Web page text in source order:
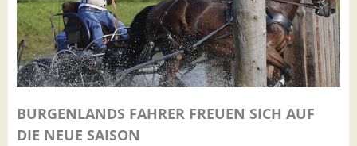
BURGENLANDS FAHRER FREUEN SICH AUF
DIE NEUE SAISON